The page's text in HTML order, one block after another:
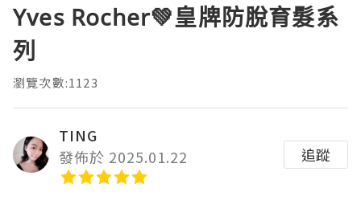
Yves Rocher💚皇牌防脫育髮系
列
瀏覽次數:1123
TING
發佈於 2025.01.22
追蹤